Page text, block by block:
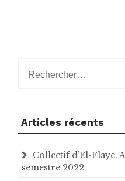
Articles récents
Collectif d’El-Flaye.
semestre 2022